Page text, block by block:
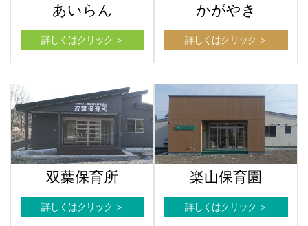
あいらん
詳しくはクリック ＞
かがやき
詳しくはクリック ＞
双葉保育所
詳しくはクリック ＞
楽山保育園
詳しくはクリック ＞